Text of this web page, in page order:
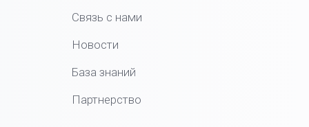
Связь с нами
Новости
База знаний
Партнерство